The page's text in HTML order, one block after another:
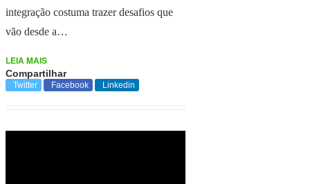
integração costuma trazer desafios que
vão desde a…
LEIA MAIS
Compartilhar
Twitter Facebook Linkedin